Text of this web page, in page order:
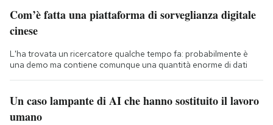
Com’è fatta una piattaforma di sorveglianza digitale
cinese
L'ha trovata un ricercatore qualche tempo fa: probabilmente è
una demo ma contiene comunque una quantità enorme di dati
Un caso lampante di AI che hanno sostituito il lavoro
umano